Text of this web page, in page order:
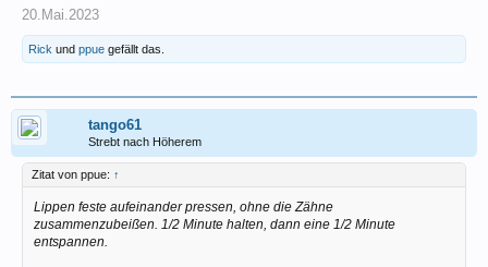
20.Mai.2023
Rick und ppue gefällt das.
tango61
Strebt nach Höherem
Zitat von ppue: ↑
Lippen feste aufeinander pressen, ohne die Zähne
zusammenzubeißen. 1/2 Minute halten, dann eine 1/2 Minute
entspannen.